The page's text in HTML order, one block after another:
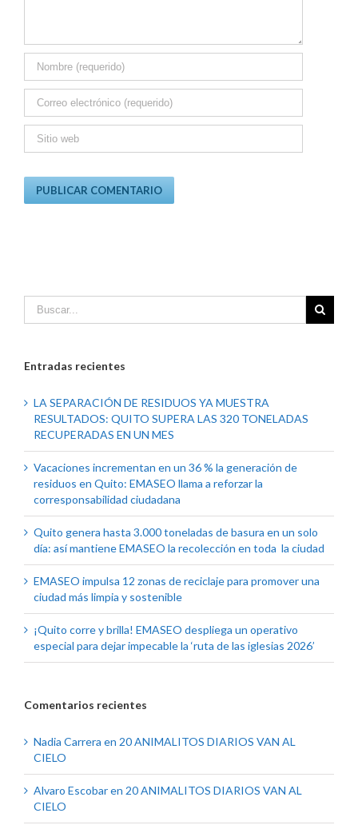
Entradas recientes
LA SEPARACIÓN DE RESIDUOS YA MUESTRA
RESULTADOS: QUITO SUPERA LAS 320 TONELADAS
RECUPERADAS EN UN MES
Vacaciones incrementan en un 36 % la generación de
residuos en Quito: EMASEO llama a reforzar la
corresponsabilidad ciudadana
Quito genera hasta 3.000 toneladas de basura en un solo
día: así mantiene EMASEO la recolección en toda la ciudad
EMASEO impulsa 12 zonas de reciclaje para promover una
ciudad más limpia y sostenible
¡Quito corre y brilla! EMASEO despliega un operativo
especial para dejar impecable la ‘ruta de las iglesias 2026’
Comentarios recientes
Nadia Carrera en 20 ANIMALITOS DIARIOS VAN AL
CIELO
Alvaro Escobaren 20 ANIMALITOS DIARIOS VAN AL
CIELO